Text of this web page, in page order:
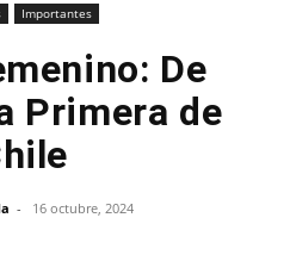
Importantes
De
Primera de
- 16 octubre, 2024